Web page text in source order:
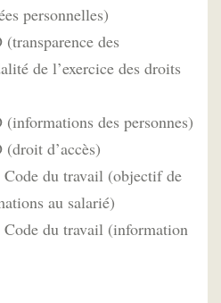
personnelles)
des
de l’exercice des droits
des personnes)
d’accès)
du travail (objectif de
au salarié)
du travail (information